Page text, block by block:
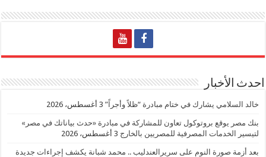
احدث الأخبار
خالد السلامي يشارك في ختام مبادرة “ظلاً وأجراً” 3 أغسطس، 2026
بنك مصر يوقع بروتوكول تعاون للمشاركة في مبادرة «حدث بياناتك في مصر»
لتيسير الخدمات المصرفية للمصريين بالخارج 3 أغسطس، 2026
بعد أزمة صورة النوم على سريرالعندليب .. محمد شبانة يكشف إجراءات جديدة